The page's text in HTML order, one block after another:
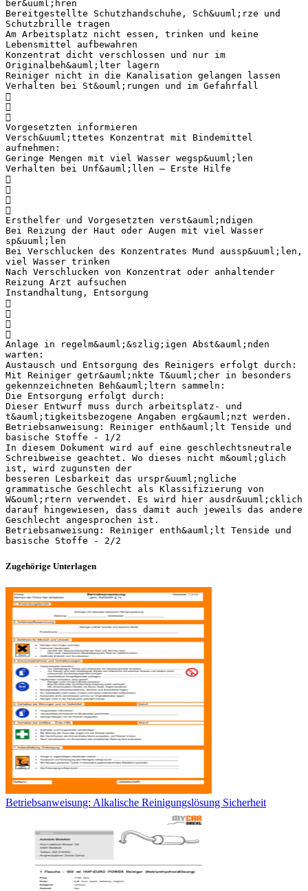
ber&uuml;hren
Bereitgestellte Schutzhandschuhe, Sch&uuml;rze und
Schutzbrille tragen
Am Arbeitsplatz nicht essen, trinken und keine
Lebensmittel aufbewahren
Konzentrat dicht verschlossen und nur im
Originalbeh&auml;lter lagern
Reiniger nicht in die Kanalisation gelangen lassen
Verhalten bei St&ouml;rungen und im Gefahrfall



Vorgesetzten informieren
Versch&uuml;ttetes Konzentrat mit Bindemittel
aufnehmen:
Geringe Mengen mit viel Wasser wegsp&uuml;len
Verhalten bei Unf&auml;llen – Erste Hilfe




Ersthelfer und Vorgesetzten verst&auml;ndigen
Bei Reizung der Haut oder Augen mit viel Wasser
sp&uuml;len
Bei Verschlucken des Konzentrates Mund aussp&uuml;len,
viel Wasser trinken
Nach Verschlucken von Konzentrat oder anhaltender
Reizung Arzt aufsuchen
Instandhaltung, Entsorgung




Anlage in regelm&auml;&szlig;igen Abst&auml;nden
warten:
Austausch und Entsorgung des Reinigers erfolgt durch:
Mit Reiniger getr&auml;nkte T&uuml;cher in besonders
gekennzeichneten Beh&auml;ltern sammeln:
Die Entsorgung erfolgt durch:
Dieser Entwurf muss durch arbeitsplatz- und
t&auml;tigkeitsbezogene Angaben erg&auml;nzt werden.
Betriebsanweisung: Reiniger enth&auml;lt Tenside und
basische Stoffe - 1/2
In diesem Dokument wird auf eine geschlechtsneutrale
Schreibweise geachtet. Wo dieses nicht m&ouml;glich
ist, wird zugunsten der
besseren Lesbarkeit das urspr&uuml;ngliche
grammatische Geschlecht als Klassifizierung von
W&ouml;rtern verwendet. Es wird hier ausdr&uuml;cklich
darauf hingewiesen, dass damit auch jeweils das andere
Geschlecht angesprochen ist.
Betriebsanweisung: Reiniger enth&auml;lt Tenside und
Zugehörige Unterlagen
Betriebsanweisung: Alkalische Reinigungslösung Sicherheit